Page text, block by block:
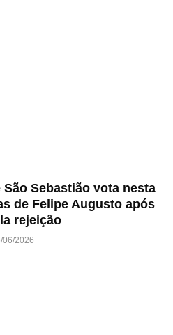
São Sebastião vota nesta
de Felipe Augusto após
rejeição
2026